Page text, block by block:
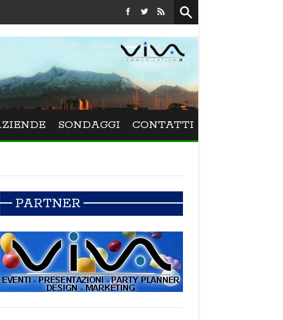
Festival La Versiliana - La direttrice lucchese Beatrice Venezi
SONDAGGI CONTATTI
PARTNER